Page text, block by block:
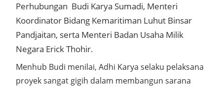
Perhubungan Budi Karya Sumadi, Menteri
Koordinator Bidang Kemaritiman Luhut Binsar
Pandjaitan, serta Menteri Badan Usaha Milik
Negara Erick Thohir.
Menhub Budi menilai, Adhi Karya selaku pelaksana
proyek sangat gigih dalam membangun sarana